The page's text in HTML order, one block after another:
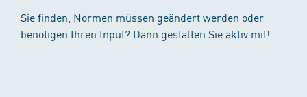
Sie finden, Normen müssen geändert werden oder
benötigen Ihren Input? Dann gestalten Sie aktiv mit!